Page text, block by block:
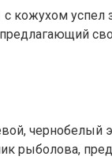
кожухом успел
чернобелый
рыболова,